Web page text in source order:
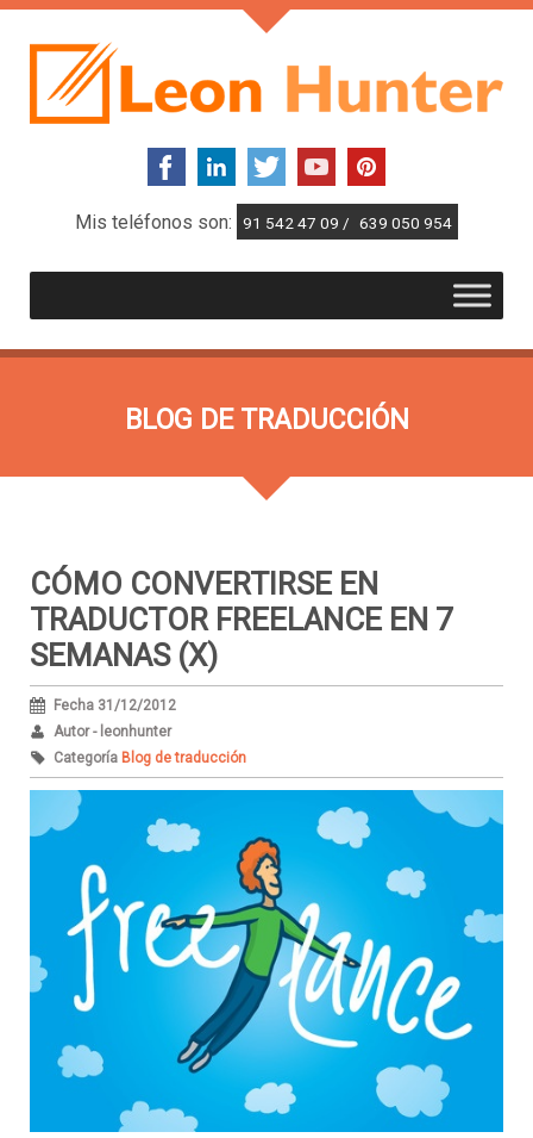
Mis teléfonos son: 91 542 47 09 / 639 050 954
BLOG DE TRADUCCIÓN
CÓMO CONVERTIRSE EN
TRADUCTOR FREELANCE EN 7
SEMANAS (X)
Fecha 31/12/2012
Autor - leonhunter
Categoría Blog de traducción